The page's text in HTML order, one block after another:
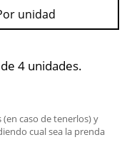
unidad
4 unidades.
caso de tenerlos) y
cual sea la prenda